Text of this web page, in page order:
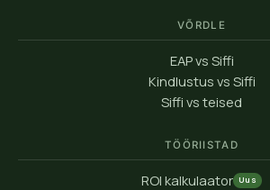
VÕRDLE
EAP vs Siffi
Kindlustus vs Siffi
Siffi vs teised
TÖÖRIISTAD
ROI kalkulaator Uus